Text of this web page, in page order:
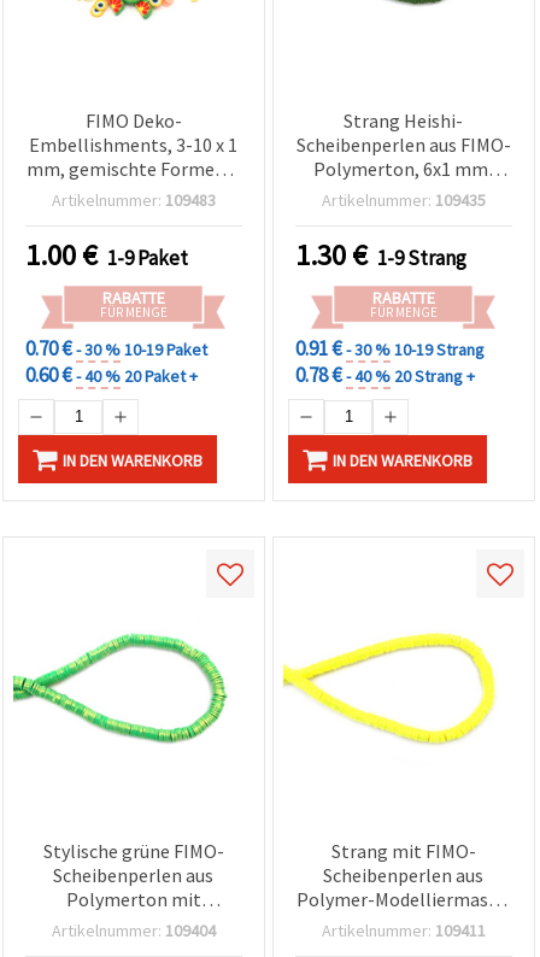
FIMO Deko-
Embellishments, 3-10 x 1
mm, gemischte Formen &
Farben, Perlmutt-Effekt,
Artikelnummer: 109483
1.00€ 1-9 Paket
RABATTE
FÜR MENGE
0.70 €- 30 %10-19 Paket
0.60 €- 40 % 20 Paket +
IN DEN WARENKORB
Strang Heishi-
Scheibenperlen aus FIMO-
Polymerton, 6x1 mm,
Loch: 2 mm, Olivgrün, ca.
Artikelnummer: 109435
1.30€ 1-9 Strang
RABATTE
FÜR MENGE
0.91 €- 30 %10-19 Strang
0.78 €- 40 % 20 Strang +
IN DEN WARENKORB
Stylische grüne FIMO-
Scheibenperlen aus
Polymerton mit
goldfarbenem Pigment,
Artikelnummer: 109404
Strang mit FIMO-
Scheibenperlen aus
Polymer-Modelliermasse,
6x1 mm, Loch: 2 mm,
Artikelnummer: 109411